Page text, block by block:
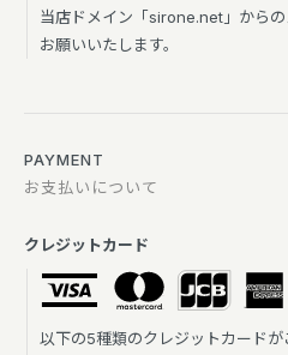
当店ドメイン「sirone.net」から
お願いいたします。
PAYMENT
お支払いについて
クレジットカード
以下の5種類のクレジットカードが